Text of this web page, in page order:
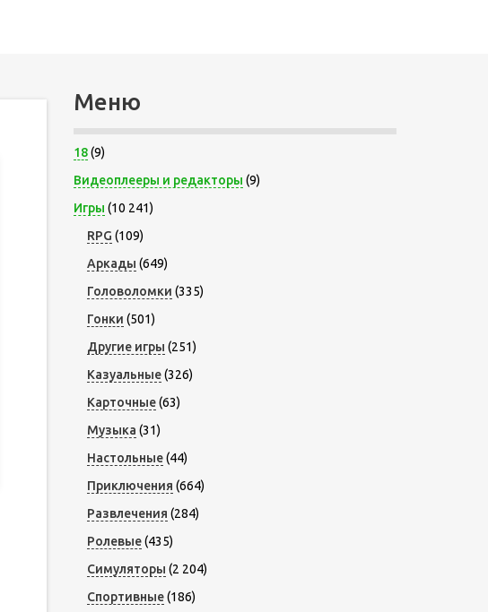
Меню
18(9)
Видеоплееры и редакторы (9)
Игры (10 241)
RPG (109)
Аркады (649)
Головоломки (335)
Гонки (501)
Другие игры (251)
Казуальные(326)
Карточные(63)
Музыка (31)
Настольные(44)
Приключения (664)
Развлечения (284)
Ролевые(435)
Симуляторы (2 204)
Спортивные(186)